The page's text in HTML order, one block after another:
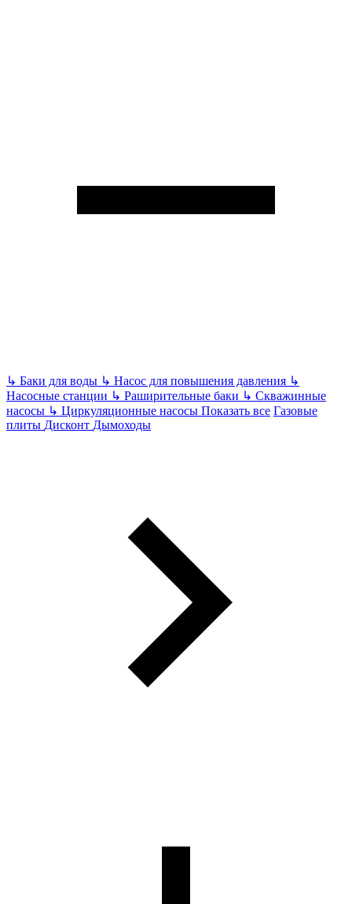
↳ Баки для воды ↳ Насос для повышения давления ↳
Насосные станции ↳ Раширительные баки ↳ Скважинные
насосы ↳ Циркуляционные насосы Показать все Газовые
плиты Дисконт Дымоходы